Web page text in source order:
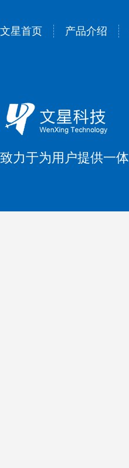
文星首页 产品介绍
致力于为用户提供一